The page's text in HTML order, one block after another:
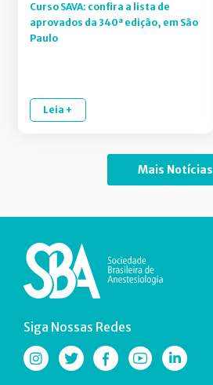
Curso SAVA: confira a lista de
aprovados da 340ª edição, em São
Paulo
Leia +
Mais Notícias
Siga Nossas Redes